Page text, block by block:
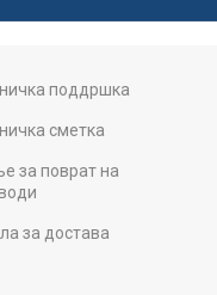
поддршка
сметка
за поврат на
за достава